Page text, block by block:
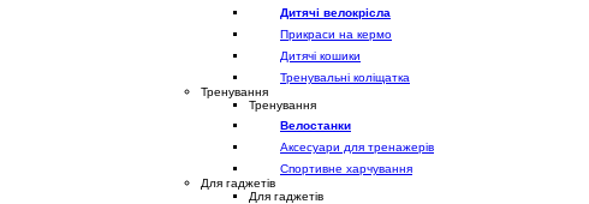
Дитячі велокрісла
Прикраси на кермо
Дитячі кошики
Тренувальні коліщатка
Тренування
Тренування
Велостанки
Аксесуари для тренажерів
Спортивне харчування
Для гаджетів
Для гаджетів